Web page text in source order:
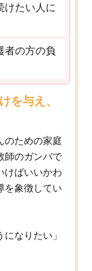
けたい人に
者の方の負
を与え、
のための家庭
師のガンバで
けばいいかわ
を象徴してい
なりたい」